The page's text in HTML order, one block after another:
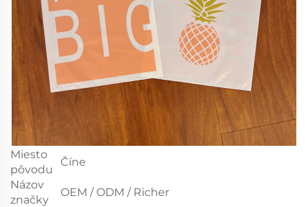
Miesto
pôvodu
Číne
Názov
značky
OEM / ODM / Richer